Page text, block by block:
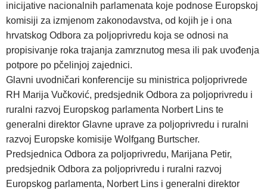
inicijative nacionalnih parlamenata koje podnose Europskoj
komisiji za izmjenom zakonodavstva, od kojih je i ona
hrvatskog Odbora za poljoprivredu koja se odnosi na
propisivanje roka trajanja zamrznutog mesa ili pak uvođenja
potpore po pčelinjoj zajednici.
Glavni uvodničari konferencije su ministrica poljoprivrede
RH Marija Vučković, predsjednik Odbora za poljoprivredu i
ruralni razvoj Europskog parlamenta Norbert Lins te
generalni direktor Glavne uprave za poljoprivredu i ruralni
razvoj Europske komisije Wolfgang Burtscher.
Predsjednica Odbora za poljoprivredu, Marijana Petir,
predsjednik Odbora za poljoprivredu i ruralni razvoj
Europskog parlamenta, Norbert Lins i generalni direktor